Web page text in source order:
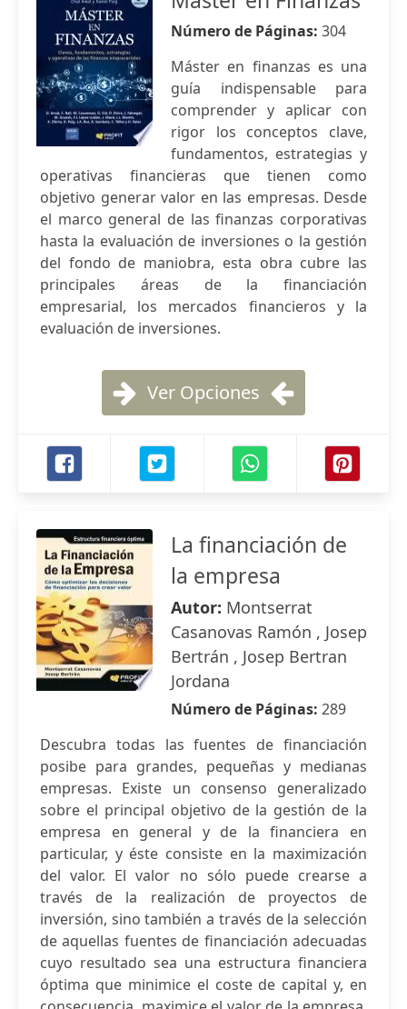
Número de Páginas: 304
Máster en finanzas es una
guía indispensable para
comprender y aplicar con
rigor los conceptos clave,
fundamentos, estrategias y
operativas financieras que tienen como
objetivo generar valor en las empresas. Desde
el marco general de las finanzas corporativas
hasta la evaluación de inversiones o la gestión
del fondo de maniobra, esta obra cubre las
principales áreas de la financiación
empresarial, los mercados financieros y la
evaluación de inversiones.
Ver Opciones
La financiación de
la empresa
Autor: Montserrat
Casanovas Ramón , Josep
Bertrán , Josep Bertran
Jordana
Número de Páginas: 289
Descubra todas las fuentes de financiación
posibe para grandes, pequeñas y medianas
empresas. Existe un consenso generalizado
sobre el principal objetivo de la gestión de la
empresa en general y de la financiera en
particular, y éste consiste en la maximización
del valor. El valor no sólo puede crearse a
través de la realización de proyectos de
inversión, sino también a través de la selección
de aquellas fuentes de financiación adecuadas
cuyo resultado sea una estructura financiera
óptima que minimice el coste de capital y, en